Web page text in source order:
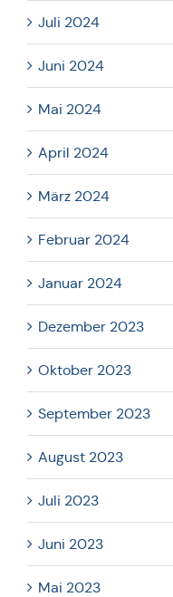
Juli 2024
Juni 2024
Mai 2024
April 2024
März 2024
Februar 2024
Januar 2024
Dezember 2023
Oktober 2023
September 2023
August 2023
Juli 2023
Juni 2023
Mai 2023